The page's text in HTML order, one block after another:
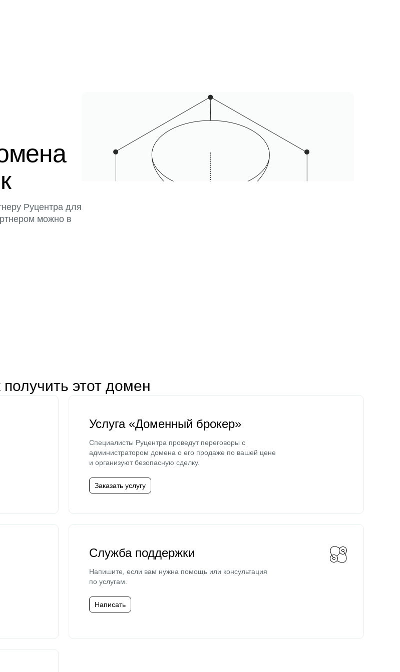
Руцентра для
можно в
получить этот домен
Услуга «Доменный брокер»
Специалисты Руцентра проведут переговоры с
администратором домена о его продаже по вашей цене
и организуют безопасную сделку.
Заказать услугу
Служба поддержки
Напишите, если вам нужна помощь или консультация
по услугам.
Написать